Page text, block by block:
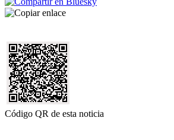
Código QR de esta noticia